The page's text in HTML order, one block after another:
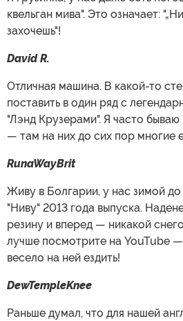
квельган мива". Это означает:
захочешь"!
David R.
Отличная машина. В какой-то
поставить в один ряд с
"Лэнд Крузерами". Я часто
— там на них до сих пор многие
RunaWayBrit
Живу в Болгарии, у нас зимой
"Ниву" 2013 года выпуска.
резину и вперед — никакой
лучше посмотрите на YouTube
весело на ней ездить!
DewTempleKnee
Раньше думал, что для нашей